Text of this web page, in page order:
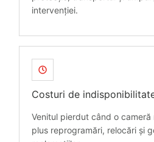
intervenției.
Costuri de
Venitul pierdut când o
plus reprogramări, relocări și